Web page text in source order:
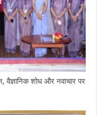
वैज्ञानिक शोध और नवाचार पर